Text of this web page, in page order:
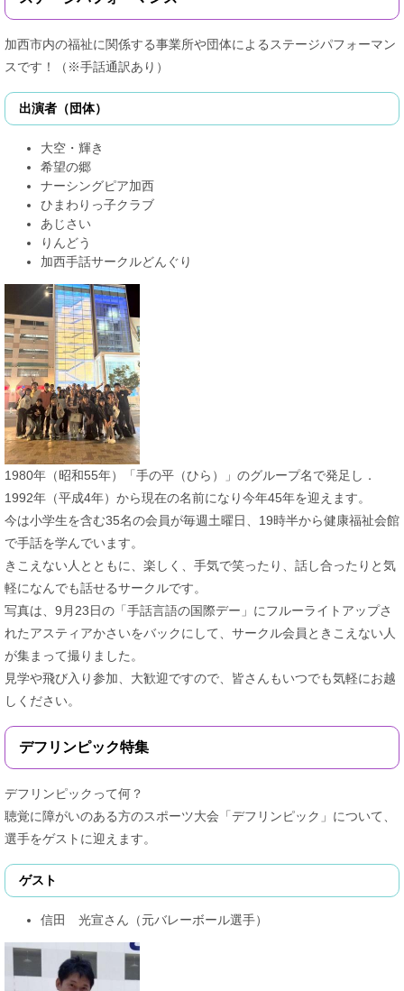
加西市内の福祉に関係する事業所や団体によるステージパフォーマン
スです！（※手話通訳あり）
出演者（団体）
大空・輝き
希望の郷
ナーシングピア加西
ひまわりっ子クラブ
あじさい
りんどう
加西手話サークルどんぐり
​1980年（昭和55年）「手の平（ひら）」のグループ名で発足し．
1992年（平成4年）から現在の名前になり今年45年を迎えます。
今は小学生を含む35名の会員が毎週土曜日、19時半から健康福祉会館
で手話を学んでいます。
きこえない人とともに、楽しく、手気で笑ったり、話し合ったりと気
軽になんでも話せるサークルです。
写真は、9月23日の「手話言語の国際デー」にフルーライトアップさ
れたアスティアかさいをバックにして、サークル会員ときこえない人
が集まって撮りました。
見学や飛び入り参加、大歓迎ですので、皆さんもいつでも気軽にお越
しください。
デフリンピック特集
デフリンピックって何？
聴覚に障がいのある方のスポーツ大会「デフリンピック」について、
選手をゲストに迎えます。
ゲスト
信田 光宣さん（元バレーボール選手）